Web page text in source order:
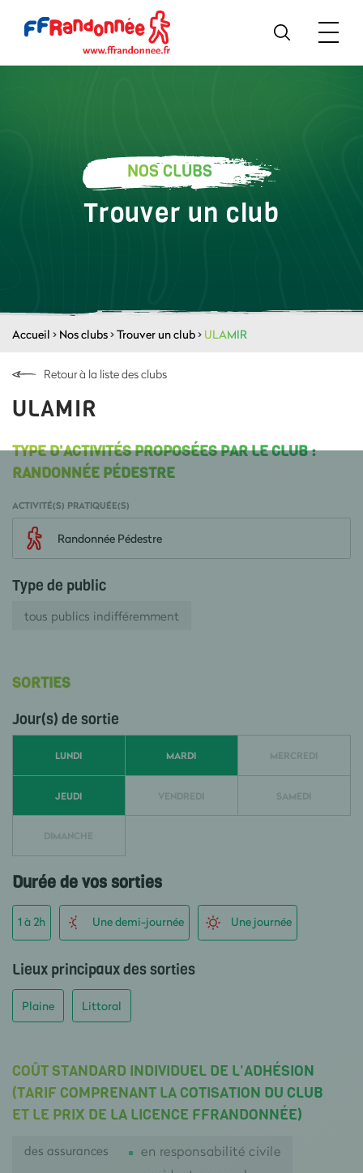
NOS CLUBS
Trouver un club
Accueil > Nos clubs>Trouver un club> ULAMIR
Retour à la liste des clubs
ULAMIR
TYPE D'ACTIVITÉS PROPOSÉES PAR LE CLUB :
RANDONNÉE PÉDESTRE
ACTIVITÉ(S) PRATIQUÉE(S)
Randonnée Pédestre
Type de public
tous publics indifféremment
SORTIES
Jour(s) de sortie
LUNDI MARDI MERCREDI
JEUDI VENDREDI SAMEDI
DIMANCHE
Durée de vos sorties
1 à 2h Une demi-journée Une journée
Lieux principaux des sorties
Plaine Littoral
COÛT STANDARD INDIVIDUEL DE L'ADHÉSION
(TARIF COMPRENANT LA COTISATION DU CLUB
ET LE PRIX DE LA LICENCE FFRANDONNÉE)
des assurances
en responsabilité civile